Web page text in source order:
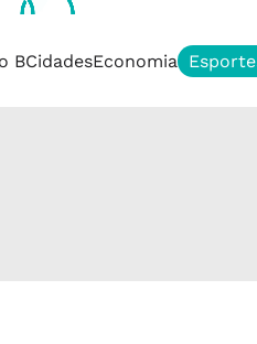
BCidadesEconomia